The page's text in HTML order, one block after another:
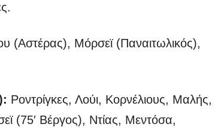
(Αστέρας), Μόρσεϊ (Παναιτωλικός),
Ροντρίγκες, Λούι, Κορνέλιους, Μαλής,
(75′ Βέργος), Ντίας, Μεντόσα,